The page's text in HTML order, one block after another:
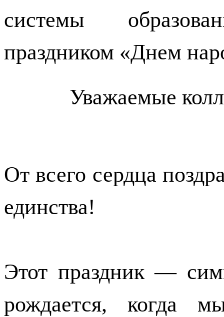
системы
праздником «Днем
Уважаемые
От всего сердца
единства!
Этот праздник —
рождается, когда